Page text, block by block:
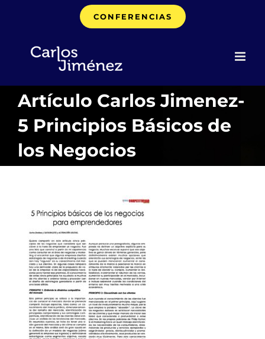
CONFERENCIAS
Artículo Carlos Jimenez-
5 Principios Básicos de
los Negocios